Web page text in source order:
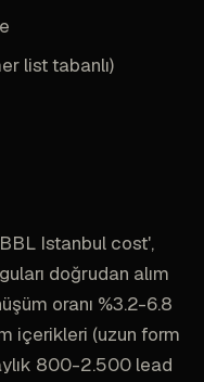
list tabanlı)
Istanbul cost',
doğrudan alım
oranı %3.2-6.8
içerikleri (uzun form
800-2.500 lead